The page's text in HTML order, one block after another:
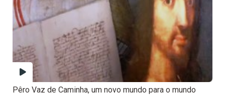
Pêro Vaz de Caminha, um novo mundo para o mundo